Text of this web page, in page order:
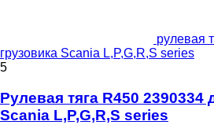
рулевая
грузовика Scania L,P,G,R,S series
5
Рулевая тяга R450 2390334
Scania L,P,G,R,S series